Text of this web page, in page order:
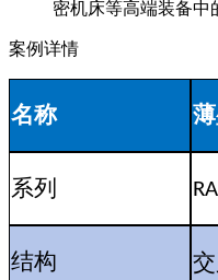
密机床等高端装备中
案例详情
名称
系列
结构